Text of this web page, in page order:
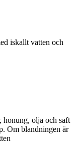
iskallt vatten och
honung, olja och saft
Om blandningen är